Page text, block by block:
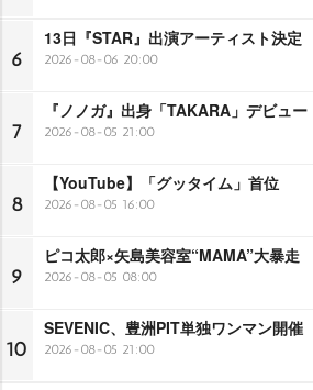
6
13日『STAR』出演アーティスト決定
2026-08-06 20:00
7
『ノノガ』出身「TAKARA」デビュー
2026-08-05 21:00
8
【YouTube】「グッタイム」首位
2026-08-05 16:00
9
ピコ太郎×矢島美容室“MAMA”大暴走
2026-08-05 08:00
10
SEVENIC、豊洲PIT単独ワンマン開催
2026-08-05 21:00